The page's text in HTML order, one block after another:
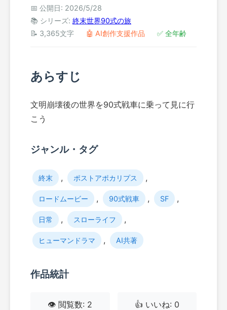
📅 公開日: 2026/5/28
📚 シリーズ: 終末世界90式の旅
📝 3,365文字
🤖 AI創作支援作品 ✅ 全年齢
あらすじ
文明崩壊後の世界を90式戦車に乗って見に行
こう
ジャンル・タグ
終末 , ポストアポカリプス ,
ロードムービー , 90式戦車 , SF ,
日常 , スローライフ ,
ヒューマンドラマ , AI共著
作品統計
👁️ 閲覧数: 2 👍 いいね: 0